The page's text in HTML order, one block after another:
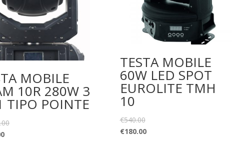
MOBILE
10R 280W 3
TIPO POINTE
TESTA MOBILE
60W LED SPOT
EUROLITE TMH
10
€540.00
€180.00